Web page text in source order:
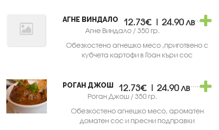
АГНЕ ВИНДАЛО
Агне Виндало / 350 гр.
12.73€ | 24.90 лв
Обезкостено агнешко месо ,приготвено с
кубчета картофи в Гоан къри сос
РОГАН ДЖОШ
Роган Джош / 350 гр.
12.73€ | 24.90 лв
Обезкостено агнешко месо, ароматен
доматен сос и пресни подправки